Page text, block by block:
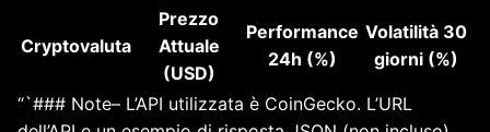
Cryptovaluta
Prezzo
Attuale
(USD)
Performance
24h (%)
Volatilità 30
giorni (%)
“`### Note– L’API utilizzata è CoinGecko. L’URL